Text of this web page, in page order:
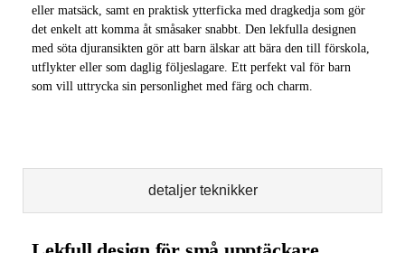
detaljer teknikker
eller matsäck, samt en praktisk ytterficka med dragkedja som gör
det enkelt att komma åt småsaker snabbt. Den lekfulla designen
med söta djuransikten gör att barn älskar att bära den till förskola,
utflykter eller som daglig följeslagare. Ett perfekt val för barn
som vill uttrycka sin personlighet med färg och charm.